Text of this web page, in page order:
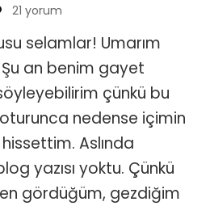
Amsterdam
Gezdiğim
&
Gördüğüm
Yerler
için
21 yorum
selamlar! Umarım
an benim gayet
çünkü bu
nedense içimin
hissettim. Aslında
yazısı yoktu. Çünkü
gördüğüm, gezdiğim